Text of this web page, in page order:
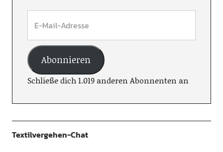
Abonnieren
Schließe dich 1.019 anderen Abonnenten an
Textilvergehen-Chat